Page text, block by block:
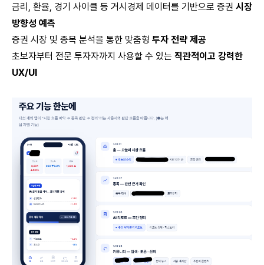
금리, 환율, 경기 사이클 등 거시경제 데이터를 기반으로 증권 시장
방향성 예측
증권 시장 및 종목 분석을 통한 맞춤형 투자 전략 제공
초보자부터 전문 투자자까지 사용할 수 있는 직관적이고 강력한
UX/UI